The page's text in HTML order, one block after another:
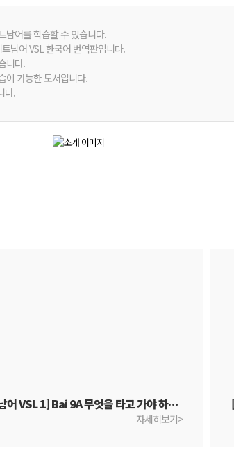
남어를 학습할 수 있습니다.
남어 VSL 한국어 번역판입니다.
니다.
이 가능한 도서입니다.
다.
[베트남어 VSL 1] Bai 9A 무엇을 타고 가야 하나요?
자세히보기>